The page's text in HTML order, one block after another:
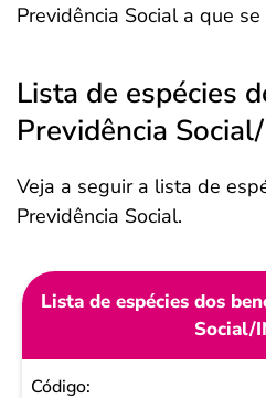
Previdência Social a que se
Lista de espécies
Previdência
Veja a seguir a lista de
Previdência Social.
Lista de espécies dos
Social/
Código